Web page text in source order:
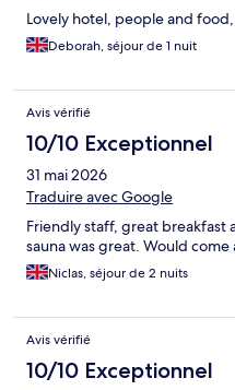
Lovely hotel, people and
Deborah, séjour de 1 nuit
Avis vérifié
10/10 Exceptionnel
31 mai 2026
Traduire avec Google
Friendly staff, great breakfast
sauna was great. Would come
Niclas, séjour de 2 nuits
Avis vérifié
10/10 Exceptionnel